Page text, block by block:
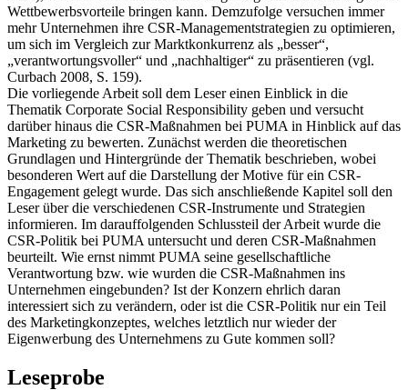
Wettbewerbsvorteile bringen kann. Demzufolge versuchen immer
mehr Unternehmen ihre CSR-Managementstrategien zu optimieren,
um sich im Vergleich zur Marktkonkurrenz als „besser“,
„verantwortungsvoller“ und „nachhaltiger“ zu präsentieren (vgl.
Curbach 2008, S. 159).
Die vorliegende Arbeit soll dem Leser einen Einblick in die
Thematik Corporate Social Responsibility geben und versucht
darüber hinaus die CSR-Maßnahmen bei PUMA in Hinblick auf das
Marketing zu bewerten. Zunächst werden die theoretischen
Grundlagen und Hintergründe der Thematik beschrieben, wobei
besonderen Wert auf die Darstellung der Motive für ein CSR-
Engagement gelegt wurde. Das sich anschließende Kapitel soll den
Leser über die verschiedenen CSR-Instrumente und Strategien
informieren. Im darauffolgenden Schlussteil der Arbeit wurde die
CSR-Politik bei PUMA untersucht und deren CSR-Maßnahmen
beurteilt. Wie ernst nimmt PUMA seine gesellschaftliche
Verantwortung bzw. wie wurden die CSR-Maßnahmen ins
Unternehmen eingebunden? Ist der Konzern ehrlich daran
interessiert sich zu verändern, oder ist die CSR-Politik nur ein Teil
des Marketingkonzeptes, welches letztlich nur wieder der
Eigenwerbung des Unternehmens zu Gute kommen soll?
Leseprobe